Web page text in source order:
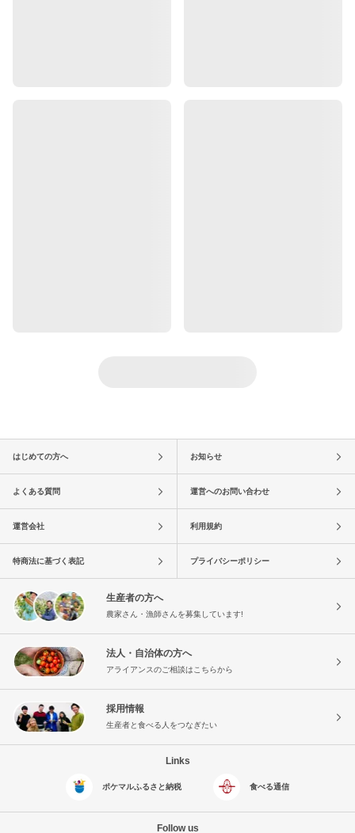
はじめての方へ お知らせ
よくある質問 運営へのお問い合わせ
運営会社 利用規約
特商法に基づく表記 プライバシーポリシー
生産者の方へ
農家さん・漁師さんを募集しています!
法人・自治体の方へ
アライアンスのご相談はこちらから
採用情報
生産者と食べる人をつなぎたい
Links
ポケマルふるさと納税 食べる通信
Follow us